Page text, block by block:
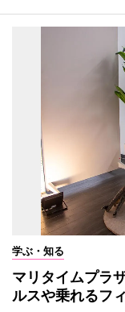
学ぶ・知る
マリタイムプラ
ルスや乗れるフ